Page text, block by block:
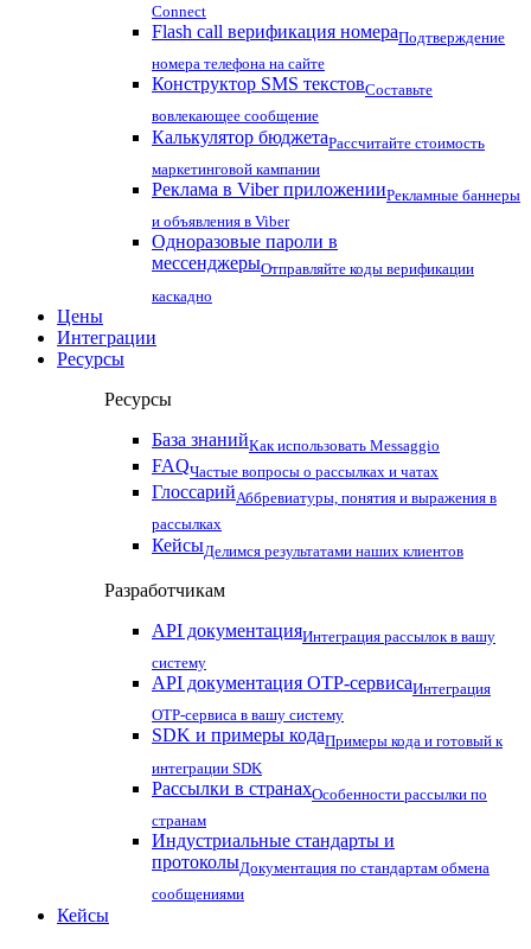
Connect
Flash call верификация номераПодтверждение
номера телефона на сайте
Конструктор SMS текстовСоставьте
вовлекающее сообщение
Калькулятор бюджетаРассчитайте стоимость
маркетинговой кампании
Реклама в Viber приложенииРекламные баннеры
и объявления в Viber
Одноразовые пароли в
мессенджерыОтправляйте коды верификации
каскадно
Цены
Интеграции
Ресурсы
Ресурсы
База знанийКак использовать Messaggio
FAQЧастые вопросы о рассылках и чатах
ГлоссарийАббревиатуры, понятия и выражения в
рассылках
КейсыДелимся результатами наших клиентов
Разработчикам
API документацияИнтеграция рассылок в вашу
систему
API документация OTP-сервисаИнтеграция
OTP-сервиса в вашу систему
SDK и примеры кодаПримеры кода и готовый к
интеграции SDK
Рассылки в странахОсобенности рассылки по
странам
Индустриальные стандарты и
протоколыДокументация по стандартам обмена
сообщениями
Кейсы